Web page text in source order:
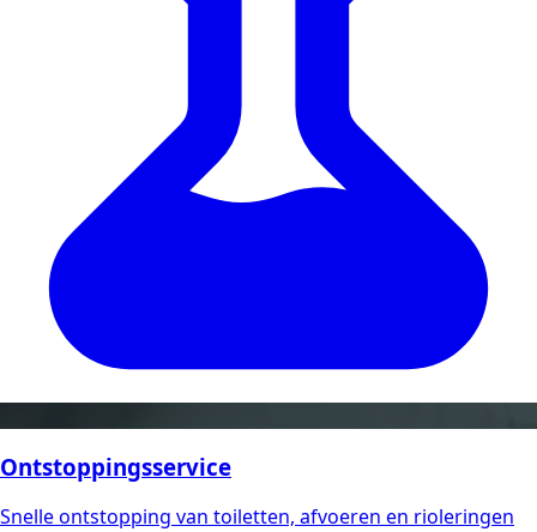
Ontstoppingsservice
Snelle ontstopping van toiletten, afvoeren en rioleringen